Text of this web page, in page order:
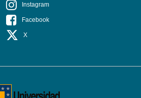
Instagram
Facebook
X